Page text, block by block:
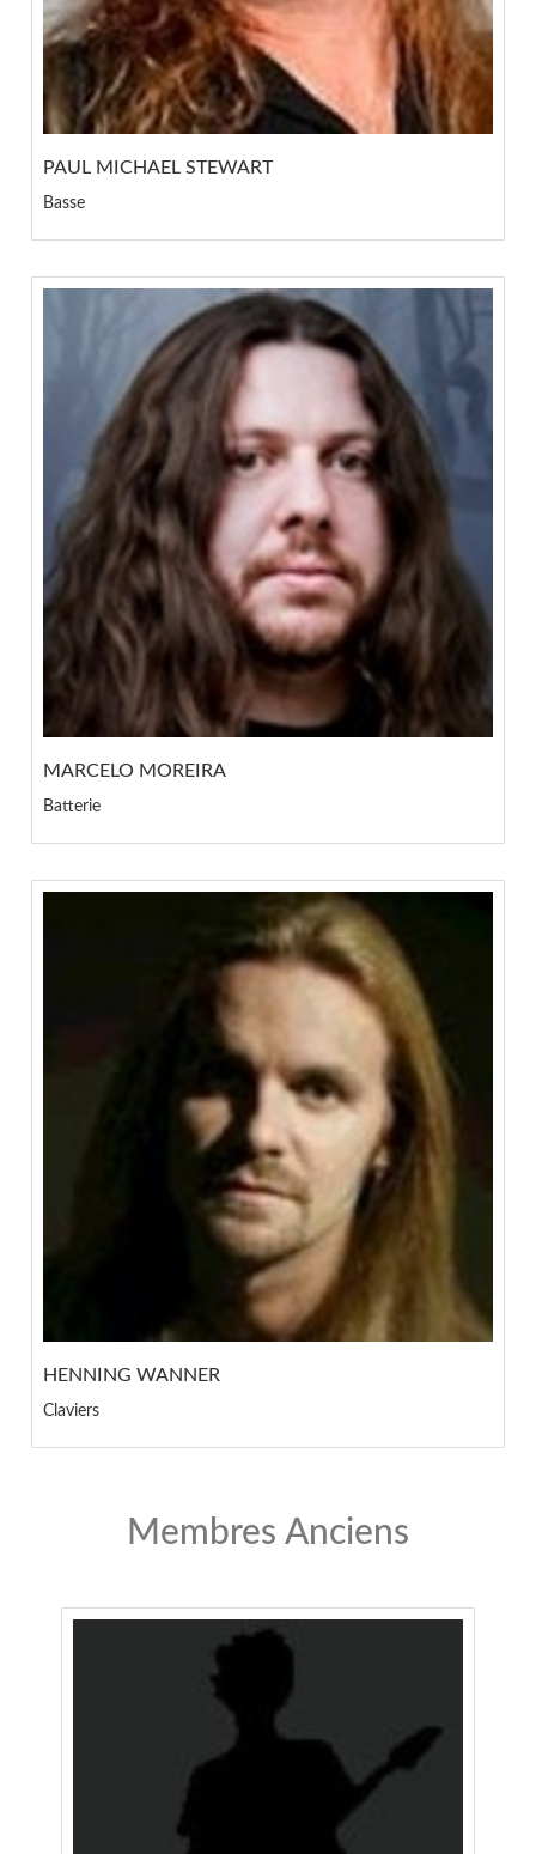
PAUL MICHAEL STEWART
Basse
MARCELO MOREIRA
Batterie
HENNING WANNER
Claviers
Membres Anciens